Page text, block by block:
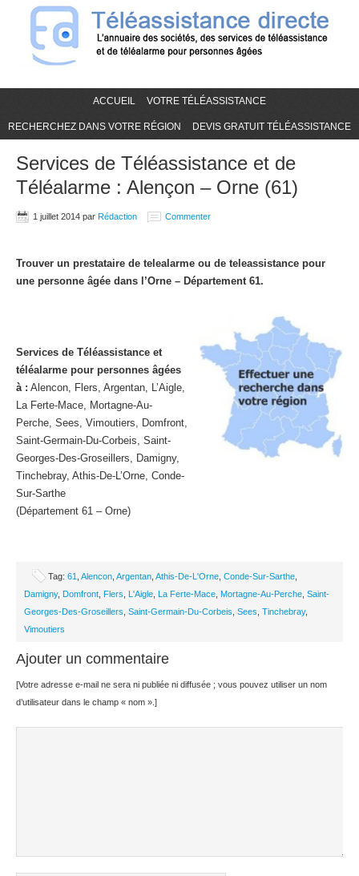
ACCUEIL VOTRE TÉLÉASSISTANCE
RECHERCHEZ DANS VOTRE RÉGION DEVIS GRATUIT TÉLÉASSISTANCE
Services de Téléassistance et de
Téléalarme : Alençon – Orne (61)
1 juillet 2014 par Rédaction Commenter
Trouver un prestataire de telealarme ou de teleassistance pour
une personne âgée dans l’Orne – Département 61.
Services de Téléassistance et
téléalarme pour personnes âgées
à : Alencon, Flers, Argentan, L’Aigle,
La Ferte-Mace, Mortagne-Au-
Perche, Sees, Vimoutiers, Domfront,
Saint-Germain-Du-Corbeis, Saint-
Georges-Des-Groseillers, Damigny,
Tinchebray, Athis-De-L’Orne, Conde-
Sur-Sarthe
(Département 61 – Orne)
Tag: 61 Alencon Argentan Athis-De-L'Orne Conde-Sur-Sarthe
Damigny, Domfront Flers L'Aigle La Ferte-Mace Mortagne-Au-Perche Saint-
Georges-Des-Groseillers Saint-Germain-Du-Corbeis Sees Tinchebray,
Vimoutiers
Ajouter un commentaire
[Votre adresse e-mail ne sera ni publiée ni diffusée ; vous pouvez utiliser un nom
d’utilisateur dans le champ « nom ».]